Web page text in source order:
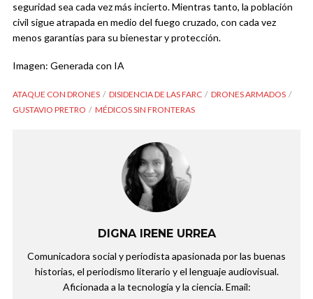
seguridad sea cada vez más incierto. Mientras tanto, la población
civil sigue atrapada en medio del fuego cruzado, con cada vez
menos garantías para su bienestar y protección.
Imagen: Generada con IA
ATAQUE CON DRONES DISIDENCIA DE LAS FARC
DRONES ARMADOS
GUSTAVIO PRETRO
MÉDICOS SIN FRONTERAS
DIGNA IRENE URREA
Comunicadora social y periodista apasionada por las buenas
historias, el periodismo literario y el lenguaje audiovisual.
Aficionada a la tecnología y la ciencia. Email: